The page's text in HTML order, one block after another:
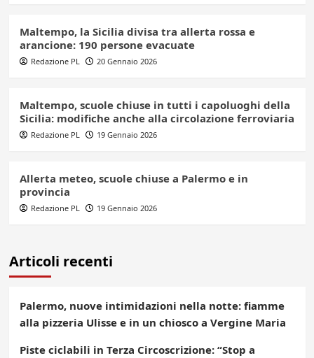
Maltempo, la Sicilia divisa tra allerta rossa e
arancione: 190 persone evacuate
Redazione PL 20 Gennaio 2026
Maltempo, scuole chiuse in tutti i capoluoghi della
Sicilia: modifiche anche alla circolazione ferroviaria
Redazione PL 19 Gennaio 2026
Allerta meteo, scuole chiuse a Palermo e in
provincia
Redazione PL 19 Gennaio 2026
Articoli recenti
Palermo, nuove intimidazioni nella notte: fiamme
alla pizzeria Ulisse e in un chiosco a Vergine Maria
Piste ciclabili in Terza Circoscrizione: “Stop a